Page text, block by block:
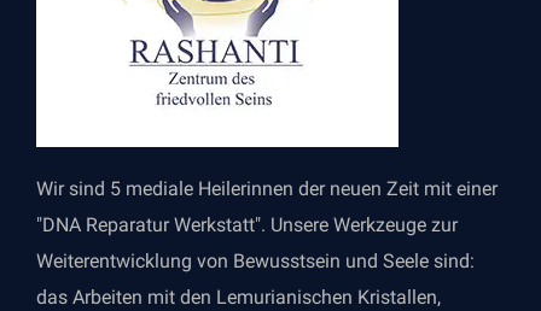
Wir sind 5 mediale Heilerinnen der neuen Zeit mit einer
"DNA Reparatur Werkstatt". Unsere Werkzeuge zur
Weiterentwicklung von Bewusstsein und Seele sind:
das Arbeiten mit den Lemurianischen Kristallen,